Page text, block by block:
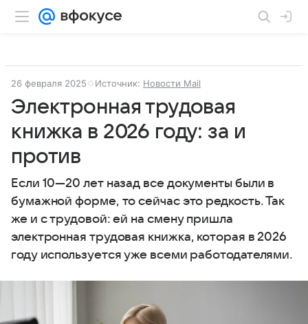
26 февраля 2025 Источник: Новости Mail
Электронная трудовая
книжка в 2026 году: за и
против
Если 10—20 лет назад все документы были в
бумажной форме, то сейчас это редкость. Так
же и с трудовой: ей на смену пришла
электронная трудовая книжка, которая в 2026
году используется уже всеми работодателями.